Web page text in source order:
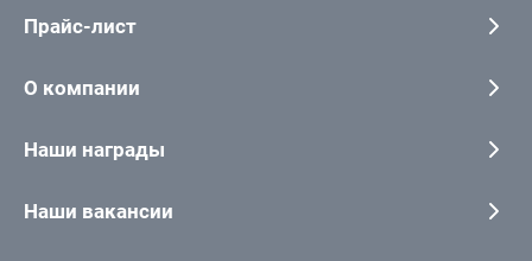
Прайс-лист
О компании
Наши награды
Наши вакансии